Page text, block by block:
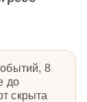
8
до
скрыта